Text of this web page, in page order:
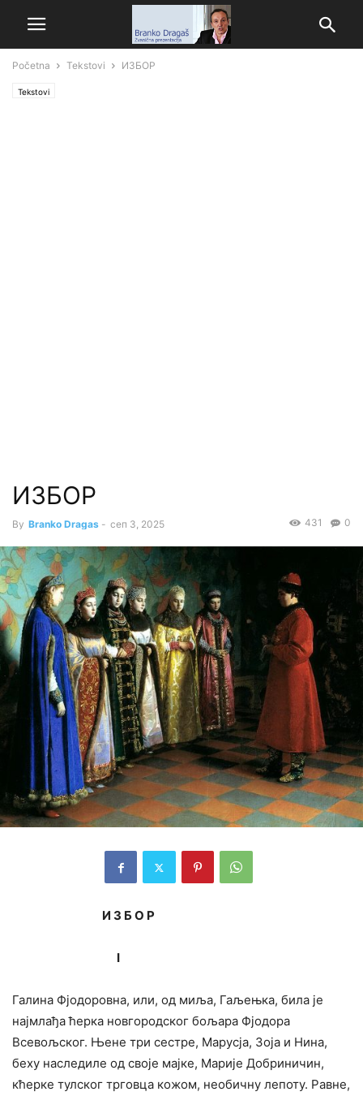
Početna Tekstovi ИЗБОР
Tekstovi
ИЗБОР
By Branko Dragas - сеп 3, 2025 0
431
И З Б О Р
I
Галина Фјодоровна, или, од миља, Гаљењка, била је
најмлађа ћерка новгородског бољара Фјодора
Всевољског. Њене три сестре, Марусја, Зоја и Нина,
беху наследиле од своје мајке, Марије Добриничин,
кћерке тулског трговца кожом, необичну лепоту. Равне,